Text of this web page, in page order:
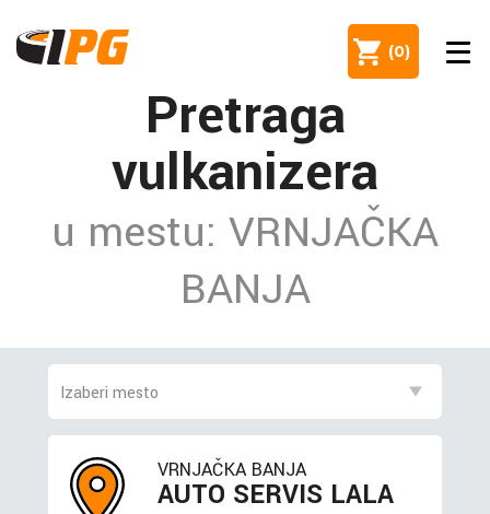
(0)
Pretraga
vulkanizera
u mestu: VRNJAČKA
BANJA
VRNJAČKA BANJA
AUTO SERVIS LALA